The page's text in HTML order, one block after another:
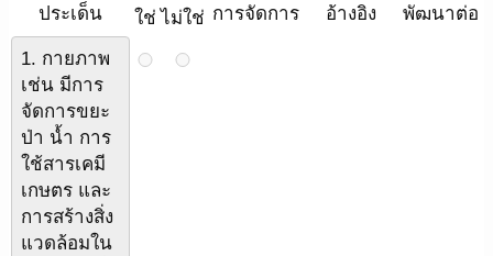
ประเด็น
การจัดการ
อ้างอิง
พัฒนาต่อ
ใช่ ไม่ใช่
1. กายภาพ
เช่น มีการ
จัดการขยะ
ป่า น้ำ การ
ใช้สารเคมี
เกษตร และ
การสร้างสิ่ง
แวดล้อมใน